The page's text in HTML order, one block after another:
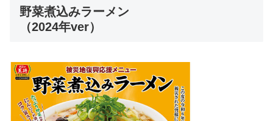
野菜煮込みラーメン
（2024年ver）